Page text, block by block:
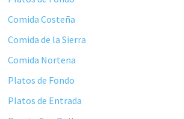
Comida Costeña
Comida de la Sierra
Comida Nortena
Platos de Fondo
Platos de Entrada